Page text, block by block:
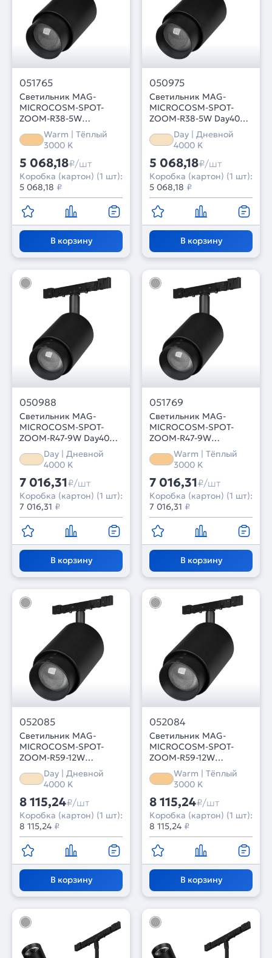
051765
Светильник MAG-
MICROCOSM-SPOT-
ZOOM-R38-5W
Warm3000 (BK, 10-55
deg, 24V) (Arlight, IP20
Металл, 5 лет)
Warm | Тёплый
3000 K
5 068,18₽/шт
Коробка (картон) (1 шт):
5 068,18 ₽
В корзину
050975
Светильник MAG-
MICROCOSM-SPOT-
ZOOM-R38-5W Day4000
(BK, 10-55 deg, 24V)
(Arlight, IP20 Металл, 5
Day | Дневной
4000 K
5 068,18₽/шт
Коробка (картон) (1 шт):
5 068,18 ₽
В корзину
050988
Светильник MAG-
MICROCOSM-SPOT-
ZOOM-R47-9W Day4000
(BK, 15-55 deg, 24V)
(Arlight, IP20 Металл, 5
Day | Дневной
4000 K
7 016,31₽/шт
Коробка (картон) (1 шт):
7 016,31 ₽
В корзину
051769
Светильник MAG-
MICROCOSM-SPOT-
ZOOM-R47-9W
Warm3000 (BK, 15-55
deg, 24V) (Arlight, IP20
Металл, 5 лет)
Warm | Тёплый
3000 K
7 016,31₽/шт
Коробка (картон) (1 шт):
7 016,31 ₽
В корзину
052085
Светильник MAG-
MICROCOSM-SPOT-
ZOOM-R59-12W
Day4000 (BK, 20-60 deg,
24V) (Arlight, IP20
Металл, 5 лет)
Day | Дневной
4000 K
8 115,24₽/шт
Коробка (картон) (1 шт):
8 115,24 ₽
В корзину
052084
Светильник MAG-
MICROCOSM-SPOT-
ZOOM-R59-12W
Warm3000 (BK, 20-60
deg, 24V) (Arlight, IP20
Металл, 5 лет)
Warm | Тёплый
3000 K
8 115,24₽/шт
Коробка (картон) (1 шт):
8 115,24 ₽
В корзину